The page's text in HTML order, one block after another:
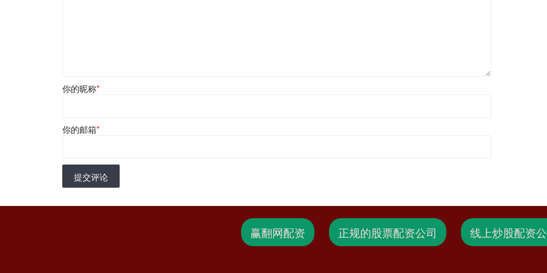
你的昵称*
你的邮箱*
提交评论
赢翻网配资 正规的股票配资公司 线上炒股配资